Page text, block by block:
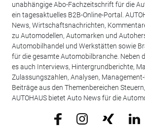
unabhängige Abo-Fachzeitschrift für die
ein tagesaktuelles B2B-Online-Portal.
News, Wirtschaftsnachrichten,
zu Automodellen, Automarken und
Automobilhandel und Werkstätten sowie
für die gesamte Automobilbranche. Neben
es auch Interviews, Hintergrundberichte,
Zulassungszahlen, Analysen,
Beiträge aus den Themenbereichen
AUTOHAUS bietet Auto News für die